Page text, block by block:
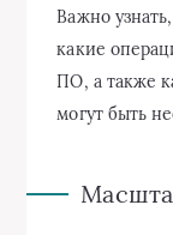
Важно
какие
ПО, а также
могут быть